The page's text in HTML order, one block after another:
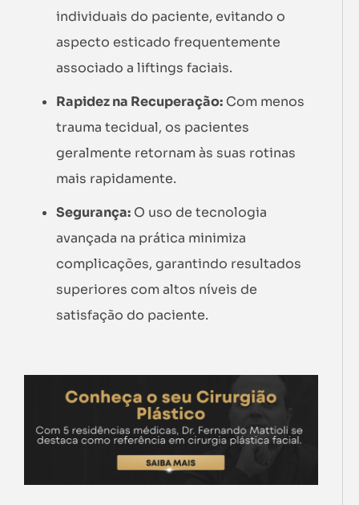
individuais do paciente, evitando o
aspecto esticado frequentemente
associado a liftings faciais.
Rapidez na Recuperação: Com menos
trauma tecidual, os pacientes
geralmente retornam às suas rotinas
mais rapidamente.
Segurança: O uso de tecnologia
avançada na prática minimiza
complicações, garantindo resultados
superiores com altos níveis de
satisfação do paciente.